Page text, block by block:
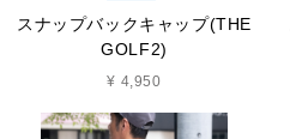
スナップバックキャップ(THE
GOLF2)
¥ 4,950